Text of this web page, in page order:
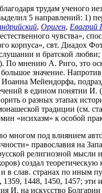
трудам ученого
5 направлений: 1)
, Ориген, Евагрий
чувства»,
корпуса», свт. Диадох
и братской
По мнению А. Риго, это
значение.
Мейендорфа,
в едином понятии И.
о разных этапах
традиции (см.
«исихазм» к особой
многом под влиянием
православия на
религиозной
создал
в слав. странах по иным
1448, 1450, 1457; эти
И. на искусство